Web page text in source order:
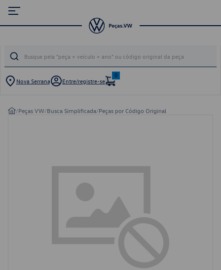
Nova Serrana Entre/registre-se
0
/Peças VW/Busca Simplificada/Peças por Código Original